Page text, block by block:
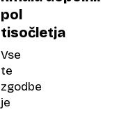
pol
tisočletja
Vse
te
zgodbe
je